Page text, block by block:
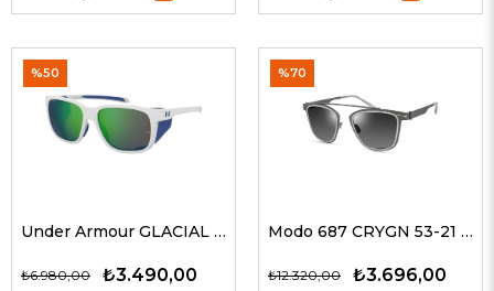
Under Armour GLACIAL YO63K 58 G Erkek Güneş Gözlükleri
₺3.490,00
₺6.980,00
%50
Modo 687 CRYGN 53-21 G Unisex Güneş Gözlükleri
₺3.696,00
₺12.320,00
%70